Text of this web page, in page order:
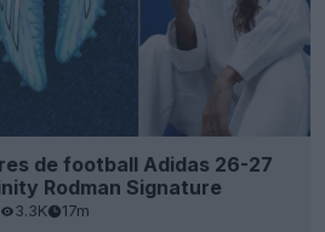
de football Adidas 26-27
Rodman Signature
3.3K 17m